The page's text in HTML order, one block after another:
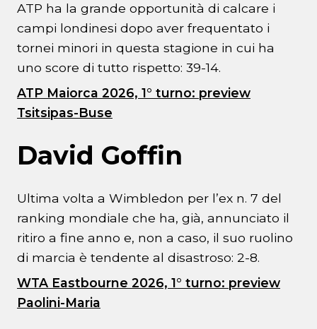
ATP ha la grande opportunità di calcare i
campi londinesi dopo aver frequentato i
tornei minori in questa stagione in cui ha
uno score di tutto rispetto: 39-14.
ATP Maiorca 2026, 1° turno: preview
Tsitsipas-Buse
David Goffin
Ultima volta a Wimbledon per l’ex n. 7 del
ranking mondiale che ha, già, annunciato il
ritiro a fine anno e, non a caso, il suo ruolino
di marcia è tendente al disastroso: 2-8.
WTA Eastbourne 2026, 1° turno: preview
Paolini-Maria